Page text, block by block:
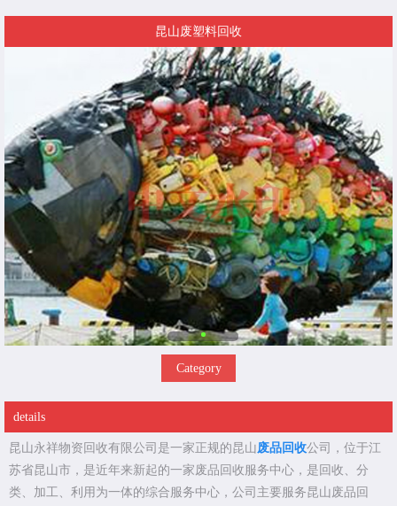
昆山废塑料回收
Category
details
昆山永祥物资回收有限公司是一家正规的昆山废品回收公司，位于江
苏省昆山市，是近年来新起的一家废品回收服务中心，是回收、分
类、加工、利用为一体的综合服务中心，公司主要服务昆山废品回